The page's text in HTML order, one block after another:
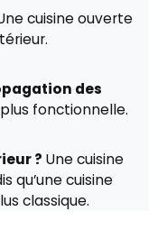
cuisine ouverte
des
fonctionnelle.
? Une cuisine
qu’une cuisine
classique.